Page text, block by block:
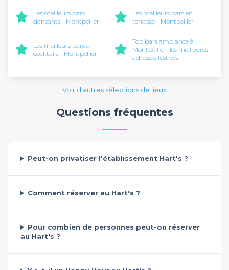
Les meilleurs bars
dansants - Montpellier
Les meilleurs bars en
terrasse - Montpellier
Les meilleurs bars à
cocktails - Montpellier
Top bars ambiance à
Montpellier : les meilleures
adresses festives
Voir d'autres sélections de lieux
Questions fréquentes
Peut-on privatiser l'établissement Hart's ?
Comment réserver au Hart's ?
Pour combien de personnes peut-on réserver
au Hart's ?